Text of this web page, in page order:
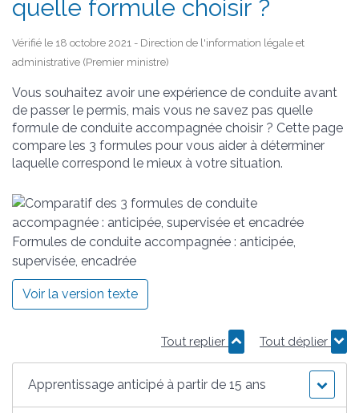
quelle formule choisir ?
Vérifié le 18 octobre 2021 - Direction de l'information légale et
administrative (Premier ministre)
Vous souhaitez avoir une expérience de conduite avant
de passer le permis, mais vous ne savez pas quelle
formule de conduite accompagnée choisir ? Cette page
compare les 3 formules pour vous aider à déterminer
laquelle correspond le mieux à votre situation.
Formules de conduite accompagnée : anticipée,
supervisée, encadrée
Voir la version texte
Tout replier Tout déplier
Apprentissage anticipé à partir de 15 ans